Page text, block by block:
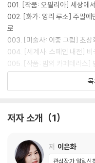
001. [작품: 오필리아] 세상에
002. [화가: 앙리 루소] 주말에
로
003. [미술사: 이중 그림] 초상
004. [세계사: 스페인 내전] 비
005. [작품: 밤의 카페테라스]
006. [화가: 구스타프 클림트]
007. [미술사: 애시캔파] 재떨
010. [화가: 오노레 도미에] 땀
012. [세계사: 브렉시트] 불안
저자 소개 1
저 이은화
관심작가 알림신